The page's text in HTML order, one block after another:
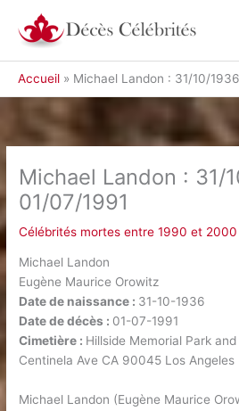
contenu
Accueil Michael Landon : 31/10/
Michael Landon : 31/
01/07/1991
Célébrités mortes entre 1990 et 2000
Michael Landon
Eugène Maurice Orowitz
Date de naissance : 31-10-1936
Date de décès : 01-07-1991
Cimetière : Hillside Memorial Park
Centinela Ave CA 90045 Los Angeles
Michael Landon (Eugène Maurice